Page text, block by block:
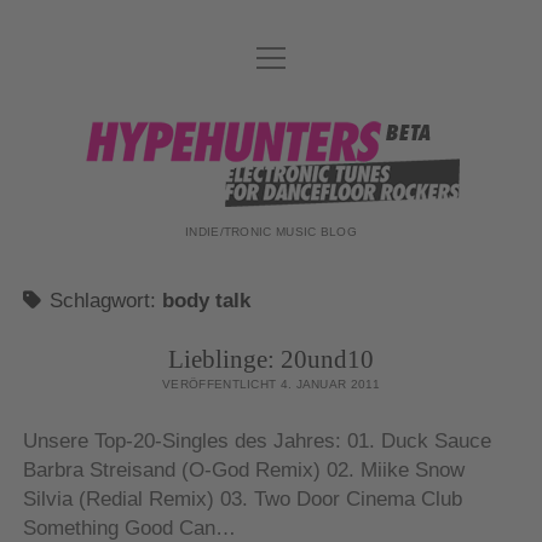
DATENSCHUTZ
DJ-TEAM
ABOUT
Menü
öffnen
hypehunters
INDIE/TRONIC MUSIC BLOG
Schlagwort: body talk
Lieblinge: 20und10
VERÖFFENTLICHT 4. JANUAR 2011
Unsere Top-20-Singles des Jahres: 01. Duck Sauce
Barbra Streisand (O-God Remix) 02. Miike Snow
Silvia (Redial Remix) 03. Two Door Cinema Club
Something Good Can…